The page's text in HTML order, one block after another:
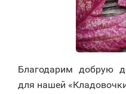
Благодарим добрую
для нашей